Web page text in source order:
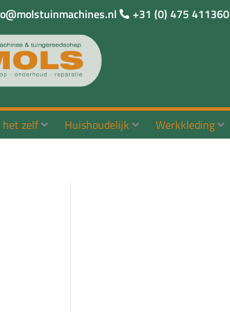
+31 (0) 475 411360
het zelf Huishoudelijk Werkkleding